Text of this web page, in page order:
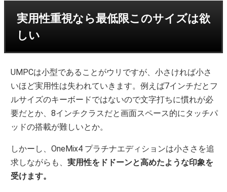
実用性重視なら最低限このサイズは欲
しい
UMPCは小型であることがウリですが、小さければ小さ
いほど実用性は失われていきます。例えば7インチだとフ
ルサイズのキーボードではないので文字打ちに慣れが必
要だとか、8インチクラスだと画面スペース的にタッチパ
ッドの搭載が難しいとか。
しかーし、OneMix4 プラチナエディションは小ささを追
求しながらも、実用性をドドーンと高めたような印象を
受けます。